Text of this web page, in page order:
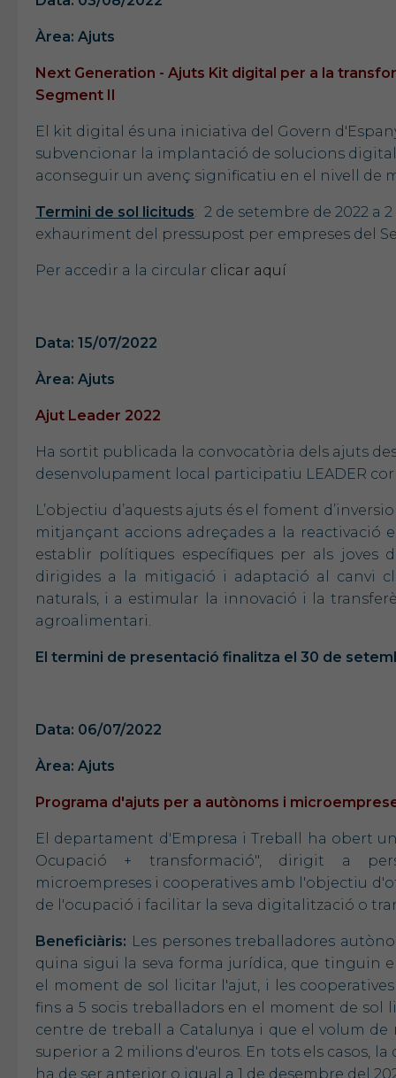
Àrea: Ajuts
Next Generation - Ajuts Kit digital per a la
Segment II
El kit digital és una iniciativa del Govern
subvencionar la implantació de solucions
aconseguir un avenç significatiu en el nivell de
Termini de sol licituds: 2 de setembre de 2022 a
exhauriment del pressupost per empreses del
Per accedir a la circular clicar aquí
Data: 15/07/2022
Àrea: Ajuts
Ajut Leader 2022
Ha sortit publicada la convocatòria dels ajuts
desenvolupament local participatiu LEADER
L’objectiu d’aquests ajuts és el foment
mitjançant accions adreçades a la reactivació
establir polítiques específiques per als joves
dirigides a la mitigació i adaptació al canvi
naturals, i a estimular la innovació i la
agroalimentari.
El termini de presentació finalitza el 30 de
Data: 06/07/2022
Àrea: Ajuts
Programa d'ajuts per a autònoms i
El departament d'Empresa i Treball ha obert
Ocupació + transformació", dirigit a
microempreses i cooperatives amb l'objectiu
de l'ocupació i facilitar la seva digitalització o
Beneficiàris: Les persones treballadores
quina sigui la seva forma jurídica, que tinguin
el moment de sol licitar l'ajut, i les
fins a 5 socis treballadors en el moment de
centre de treball a Catalunya i que el volum
superior a 2 milions d'euros. En tots els casos,
ha de ser anterior o igual a 1 de desembre del